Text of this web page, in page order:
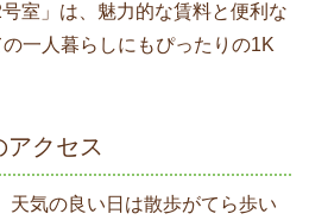
室」は、魅力的な賃料と便利な
一人暮らしにもぴったりの1K
アクセス
天気の良い日は散歩がてら歩い